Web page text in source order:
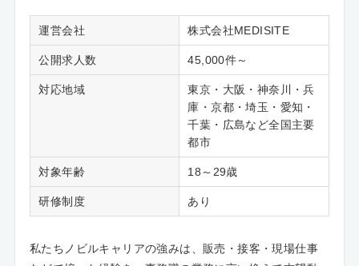
運営会社 株式会社MEDISITE
公開求人数 45,000件～
対応地域
東京・大阪・神奈川・兵
庫・京都・埼玉・愛知・
千葉・広島など全国主要
都市
対象年齢 18～29歳
研修制度 あり
私たちノビルキャリアの強みは、販売・接客・現場仕事